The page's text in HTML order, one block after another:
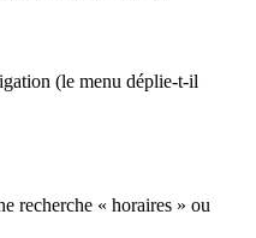
(le menu déplie-t-il
recherche « horaires » ou